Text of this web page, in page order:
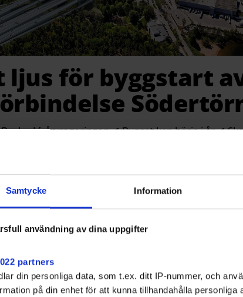
Samtycke Information
användning av dina uppgifter
partners
din personliga data, som t.ex. ditt IP-nummer, och
på din enhet för att kunna tillhandahålla
ljus för byggstart
Besked från regeringen ✔ Bygget kan börja i år ✔
till Jordbro